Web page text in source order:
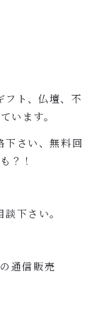
フト、仏壇、不
います。
下さい、無料回
？！
下さい。
通信販売